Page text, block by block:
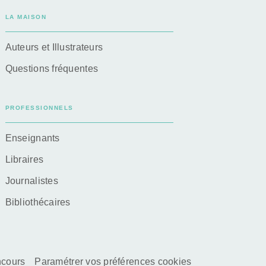
LA MAISON
Auteurs et Illustrateurs
Questions fréquentes
PROFESSIONNELS
Enseignants
Libraires
Journalistes
Bibliothécaires
Paramétrer vos préférences cookies